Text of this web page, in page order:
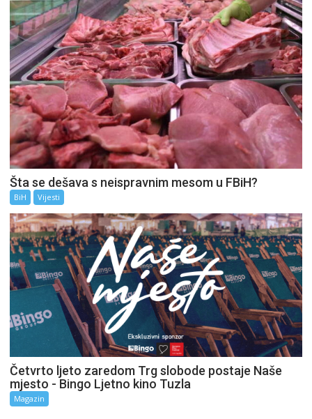
Šta se dešava s neispravnim mesom u FBiH?
BiH Vijesti
Četvrto ljeto zaredom Trg slobode postaje Naše
mjesto - Bingo Ljetno kino Tuzla
Magazin